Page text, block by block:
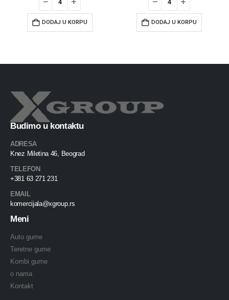
DODAJ U KORPU DODAJ U KORPU
Budimo u kontaktu
ADRESA
Knez Miletina 46, Beograd
TELEFON
+381 63 271 231
EMAIL
komercijala@xgroup.rs
Meni
Auto gume
Teretne gume
Kombi gume
o nama
Kontakt